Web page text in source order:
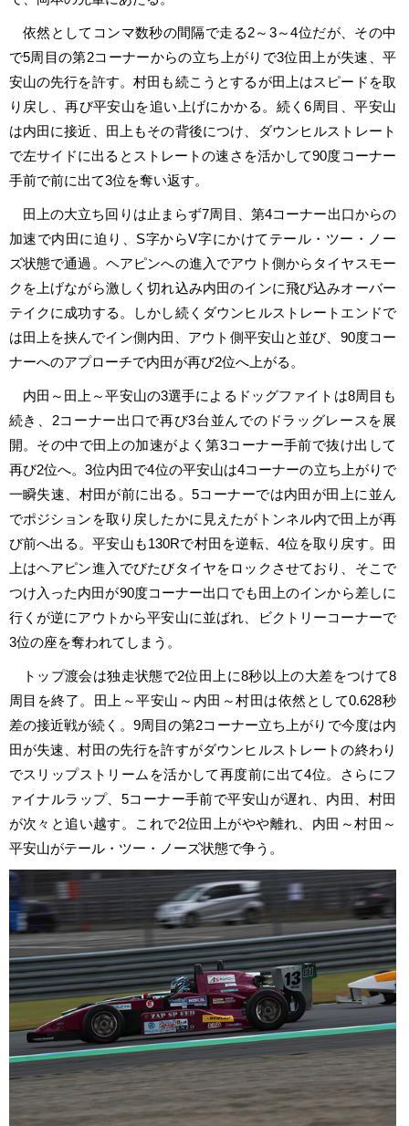
依然としてコンマ数秒の間隔で走る2～3～4位だが、その中
で5周目の第2コーナーからの立ち上がりで3位田上が失速、平
安山の先行を許す。村田も続こうとするが田上はスピードを取
り戻し、再び平安山を追い上げにかかる。続く6周目、平安山
は内田に接近、田上もその背後につけ、ダウンヒルストレート
で左サイドに出るとストレートの速さを活かして90度コーナー
手前で前に出て3位を奪い返す。
田上の大立ち回りは止まらず7周目、第4コーナー出口からの
加速で内田に迫り、S字からV字にかけてテール・ツー・ノー
ズ状態で通過。ヘアピンへの進入でアウト側からタイヤスモー
クを上げながら激しく切れ込み内田のインに飛び込みオーバー
テイクに成功する。しかし続くダウンヒルストレートエンドで
は田上を挟んでイン側内田、アウト側平安山と並び、90度コー
ナーへのアプローチで内田が再び2位へ上がる。
内田～田上～平安山の3選手によるドッグファイトは8周目も
続き、2コーナー出口で再び3台並んでのドラッグレースを展
開。その中で田上の加速がよく第3コーナー手前で抜け出して
再び2位へ。3位内田で4位の平安山は4コーナーの立ち上がりで
一瞬失速、村田が前に出る。5コーナーでは内田が田上に並ん
でポジションを取り戻したかに見えたがトンネル内で田上が再
び前へ出る。平安山も130Rで村田を逆転、4位を取り戻す。田
上はヘアピン進入でびたびタイヤをロックさせており、そこで
つけ入った内田が90度コーナー出口でも田上のインから差しに
行くが逆にアウトから平安山に並ばれ、ビクトリーコーナーで
3位の座を奪われてしまう。
トップ渡会は独走状態で2位田上に8秒以上の大差をつけて8
周目を終了。田上～平安山～内田～村田は依然として0.628秒
差の接近戦が続く。9周目の第2コーナー立ち上がりで今度は内
田が失速、村田の先行を許すがダウンヒルストレートの終わり
でスリップストリームを活かして再度前に出て4位。さらにフ
ァイナルラップ、5コーナー手前で平安山が遅れ、内田、村田
が次々と追い越す。これで2位田上がやや離れ、内田～村田～
平安山がテール・ツー・ノーズ状態で争う。